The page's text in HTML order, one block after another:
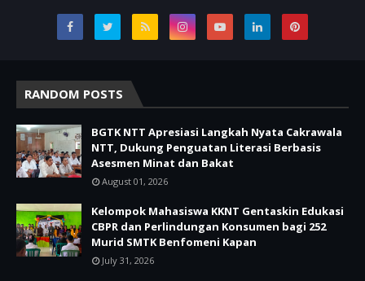
RANDOM POSTS
BGTK NTT Apresiasi Langkah Nyata Cakrawala
NTT, Dukung Penguatan Literasi Berbasis
Asesmen Minat dan Bakat
August 01, 2026
Kelompok Mahasiswa KKNT Gentaskin Edukasi
CBPR dan Perlindungan Konsumen bagi 252
Murid SMTK Benfomeni Kapan
July 31, 2026